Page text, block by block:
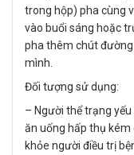
trong hộp) pha cùng
vào buổi sáng hoặc
pha thêm chút
mình.
Đối tượng sử dụng:
– Người thể trạng
ăn uống hấp thụ kém
khỏe người điều trị